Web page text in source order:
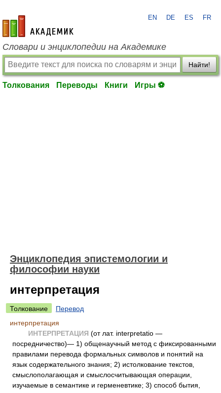
academic.ru
EN DE ES FR
Словари и энциклопедии на Академике
Найти!
Толкования Переводы Книги Игры ⚽
Энциклопедия эпистемологии и
философии науки
интерпретация
Толкование
Перевод
интерпретация
ИНТЕРПРЕТАЦИЯ (от лат. interpretatio —
посредничество)— 1) общенаучный метод с фиксированными
правилами перевода формальных символов и понятий на
язык содержательного знания; 2) истолкование текстов,
смыслополагающая и смыслосчитывающая операции,
изучаемые в семантике и герменевтике; 3) способ бытия,